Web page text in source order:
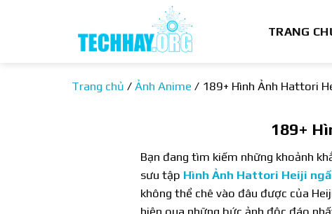
TRANG
Trang chủ / Ảnh Anime / 189+ Hình Ảnh Hattori
189+
Bạn đang tìm kiếm những khoảnh
sưu tập Hình Ảnh Hattori Heiji
không thể chê vào đâu được của
hiện qua những bức ảnh độc đáo